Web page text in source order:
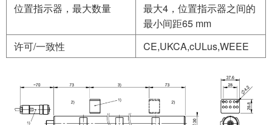
位置指示器，最大数量
最大4，位置指示器之间的
最小间距65 mm
许可/一致性
CE,UKCA,cULus,WEEE